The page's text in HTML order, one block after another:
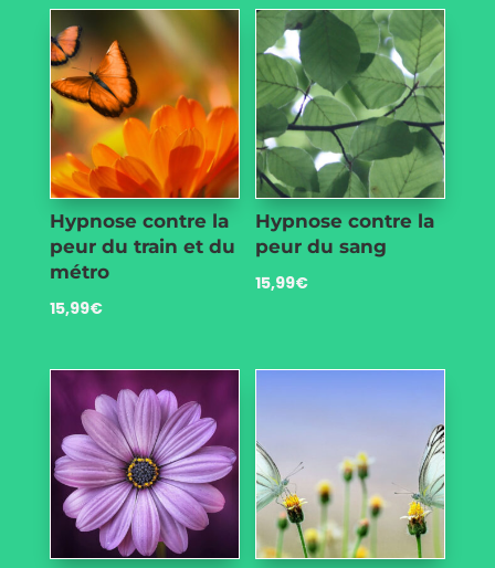
Hypnose contre la
peur du train et du
métro
15,99€
Hypnose contre la
peur du sang
15,99€